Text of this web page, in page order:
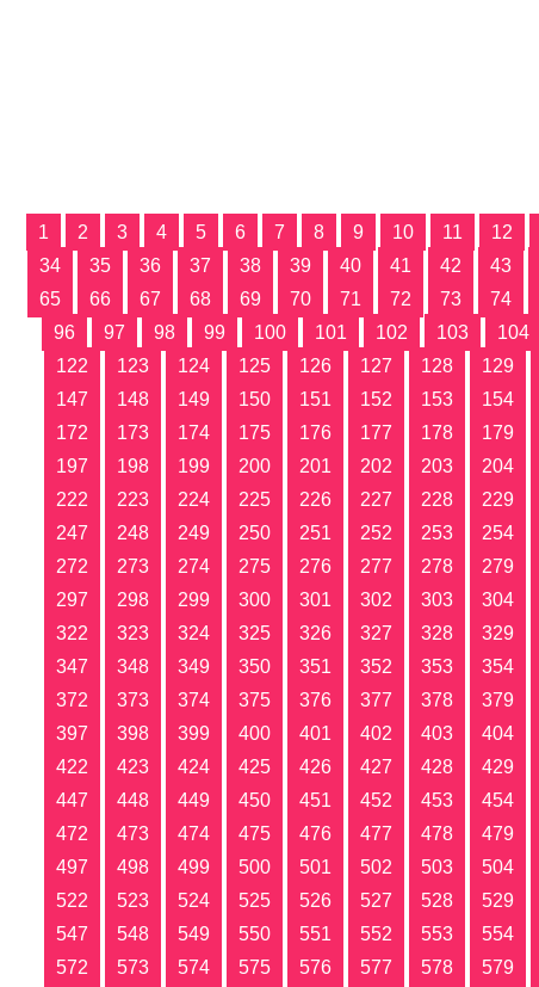
1 2 3 4 5 6 7 8 9 10 11 12
34
35 36 37 38 39 40 41 42 43
65
66 67 68 69 70 71 72 73 74
96
97 98 99 100 101 102 103 104
122
123 124 125 126 127 128 129
147
148 149 150 151 152 153 154
172
173 174 175 176 177 178 179
197
198 199 200 201 202 203 204
222
223 224 225 226 227 228 229
247
248 249 250 251 252 253 254
272
273 274 275 276 277 278 279
297
298 299 300 301 302 303 304
322
323 324 325 326 327 328 329
347
348 349 350 351 352 353 354
372
373 374 375 376 377 378 379
397
398 399 400 401 402 403 404
422
423 424 425 426 427 428 429
447
448 449 450 451 452 453 454
472
473 474 475 476 477 478 479
497
498 499 500 501 502 503 504
522
523 524 525 526 527 528 529
547
548 549 550 551 552 553 554
572
573 574 575 576 577 578 579